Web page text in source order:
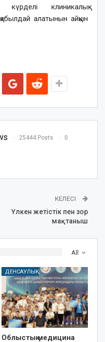
клиникалық
алатынын айқын
25444 Posts 0
КЕЛЕСІ
Үлкен жетістік пен зор
мақтаныш
All
ДЕНСАУЛЫҚ
Облыстық медицина